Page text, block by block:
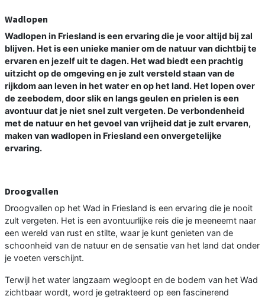
Wadlopen
Wadlopen in Friesland is een ervaring die je voor altijd bij zal
blijven. Het is een unieke manier om de natuur van dichtbij te
ervaren en jezelf uit te dagen. Het wad biedt een prachtig
uitzicht op de omgeving en je zult versteld staan van de
rijkdom aan leven in het water en op het land. Het lopen over
de zeebodem, door slik en langs geulen en prielen is een
avontuur dat je niet snel zult vergeten. De verbondenheid
met de natuur en het gevoel van vrijheid dat je zult ervaren,
maken van wadlopen in Friesland een onvergetelijke
ervaring.
Droogvallen
Droogvallen op het Wad in Friesland is een ervaring die je nooit
zult vergeten. Het is een avontuurlijke reis die je meeneemt naar
een wereld van rust en stilte, waar je kunt genieten van de
schoonheid van de natuur en de sensatie van het land dat onder
je voeten verschijnt.
Terwijl het water langzaam wegloopt en de bodem van het Wad
zichtbaar wordt, word je getrakteerd op een fascinerend